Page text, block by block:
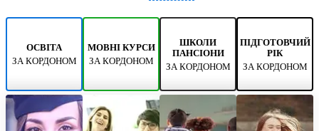
ОСВІТА
ЗА КОРДОНОМ
МОВНІ КУРСИ
ЗА КОРДОНОМ
ШКОЛИ
ПАНСІОНИ
ЗА КОРДОНОМ
ПІДГОТОВЧИЙ
РІК
ЗА КОРДОНОМ